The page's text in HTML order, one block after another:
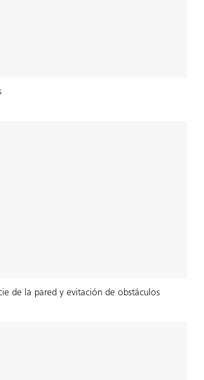
de la pared y evitación de obstáculos